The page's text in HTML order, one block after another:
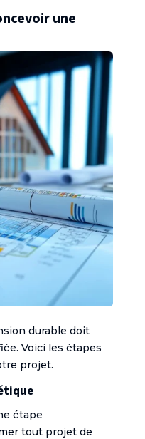
une
durable doit
Voici les étapes
projet.
étape
tout projet de